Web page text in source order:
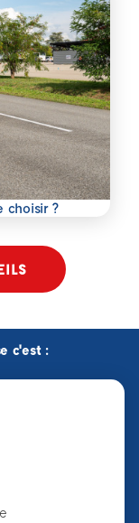
choisir ?
c'est :